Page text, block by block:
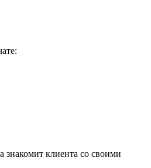
знакомит клиента со своими